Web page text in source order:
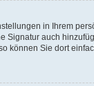
in Ihrem
auch
Sie dort